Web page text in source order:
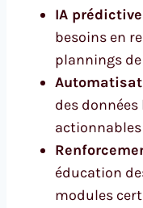
IA
besoins en
plannings
des
éducation
modules